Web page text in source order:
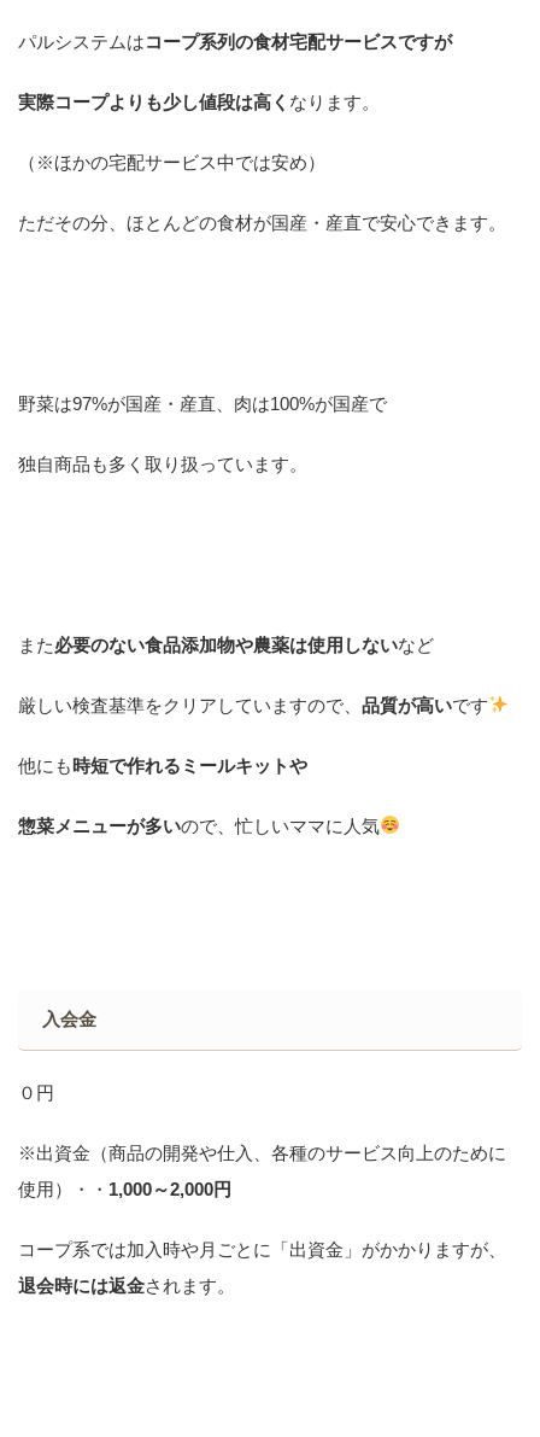
パルシステムはコープ系列の食材宅配サービスですが
実際コープよりも少し値段は高く なります。
（※ほかの宅配サービス中では安め）
ただその分、 ほとんどの食材が国産・産直で安心できます。
野菜は97%が国産・産直、肉は100%が国産で
独自商品も多く取り扱っています。
また必要のない食品添加物や農薬は使用しないなど
厳しい検査基準をクリアしていますので、 品質が高いです
他にも時短で作れるミールキットや
惣菜メニューが多いので、忙しいママに人気
入会金
０円
※出資金（商品の開発や仕入、各種のサービス向上のために
使用）・・ 1,000～2,000円
コープ系では加入時や月ごとに「出資金」がかかりますが、
退会時には返金されます。